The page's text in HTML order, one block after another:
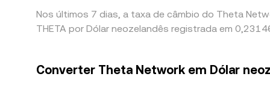
Nos últimos 7 dias, a taxa de câmbio do Theta
THETA por Dólar neozelandês registrada em
Converter Theta Network em Dólar